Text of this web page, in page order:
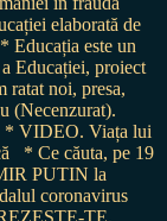
elaborată de
* Educația este un
Educației, proiect
ratat noi, presa,
(Necenzurat).
* VIDEO. Viața lui
* Ce căuta, pe 19
PUTIN la
coronavirus
TE,